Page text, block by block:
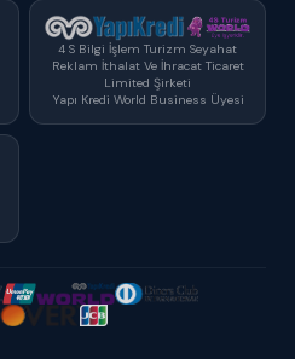
4 S Bilgi İşlem Turizm Seyahat
Reklam İthalat Ve İhracat Ticaret
Limited Şirketi
Yapı Kredi World Business Üyesi